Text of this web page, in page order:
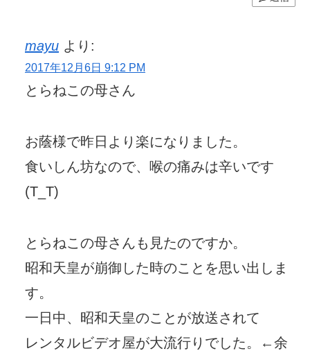
mayu より:
2017年12月6日 9:12 PM
とらねこの母さん
お蔭様で昨日より楽になりました。
食いしん坊なので、喉の痛みは辛いです
(T_T)
とらねこの母さんも見たのですか。
昭和天皇が崩御した時のことを思い出しま
す。
一日中、昭和天皇のことが放送されて
レンタルビデオ屋が大流行りでした。←余